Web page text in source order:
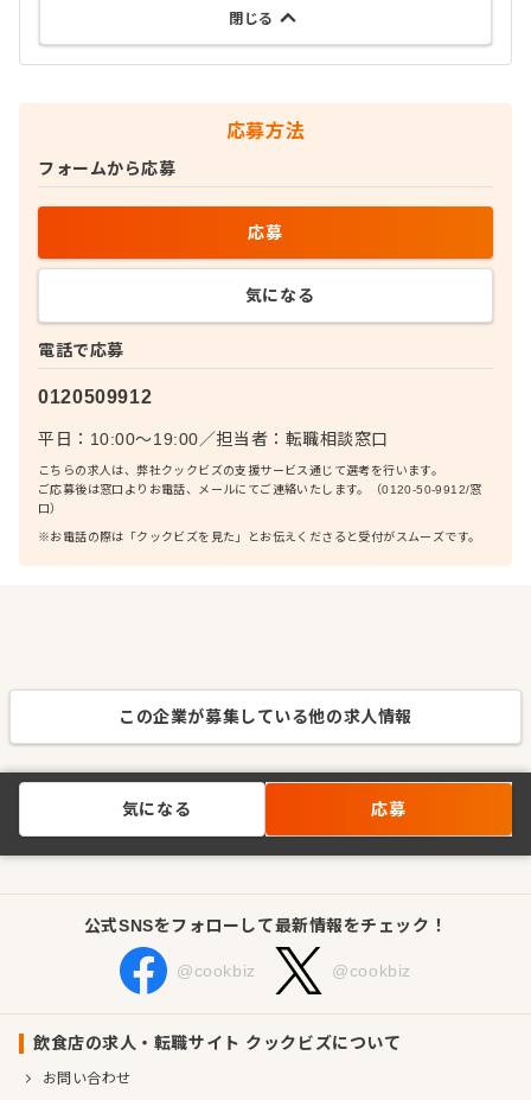
閉じる
応募方法
電話で応募
0120509912
平日：10:00〜19:00／担当者： 転職相談窓口
こちらの求人は、弊社クックビズの支援サービス通じて選考を行います。
ご応募後は窓口よりお電話、メールにてご連絡いたします。（0120-50-9912/窓
口）
※お電話の際は「クックビズを見た」とお伝えくださると受付がスムーズです。
フォームから応募
応募
気になる
この企業が募集している他の求人情報
気になる 応募
公式SNSをフォローして最新情報をチェック！
@cookbiz @cookbiz
飲食店の求人・転職サイト クックビズについて
お問い合わせ